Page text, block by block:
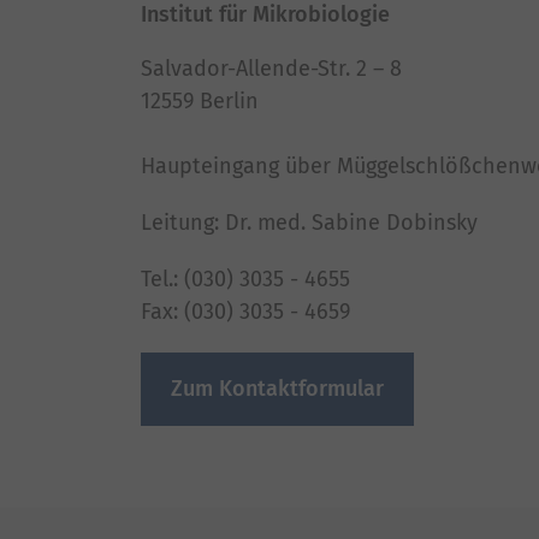
Institut für Mikrobiologie
Salvador-Allende-Str. 2 – 8
12559 Berlin
Haupteingang über
Leitung: Dr. med. Sabine Dobinsky
Tel.: (030) 3035 - 4655
Fax: (030) 3035 - 4659
Zum Kontaktformular